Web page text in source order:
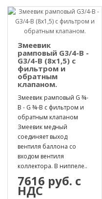
Змеевик
рамповый G3/4-B -
G3/4-B (8х1,5) с
фильтром и
обратным
клапаном.
Змеевик рамповый G ¾-
B - G ¾-B с фильтром и
обратным клапаном
Змеевик медный
соединяет выход
вентиля баллона со
входом вентиля
коллектора. В ниппеле..
7616 руб. с
НДС